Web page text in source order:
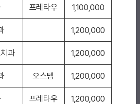
프레타우 1,100,000
1,200,000
과 1,200,000
오스템 1,200,000
프레타우 1,200,000